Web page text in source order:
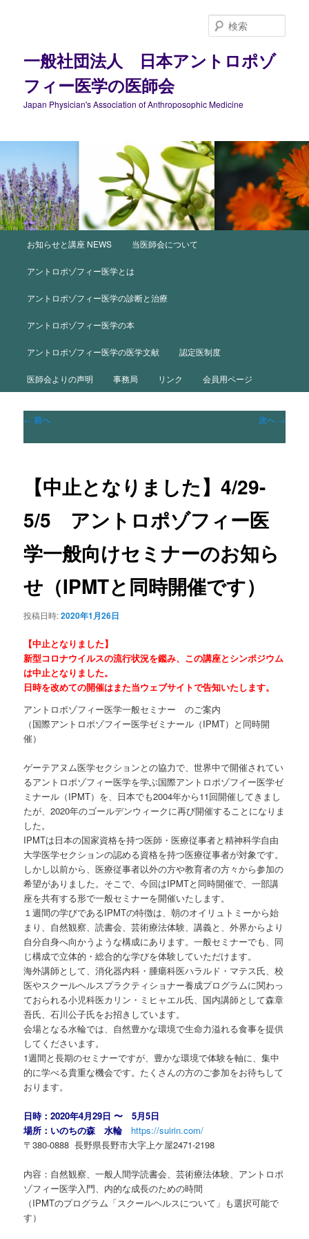
移
一般社団法人 日本アントロポゾ
フィー医学の医師会
Japan Physician's Association of Anthroposophic Medicine
索
お知らせと講座 NEWS 当医師会について
アントロポゾフィー医学とは
アントロポゾフィー医学の診断と治療
アントロポゾフィー医学の本
アントロポゾフィー医学の医学文献 認定医制度
医師会よりの声明 事務局 リンク 会員用ページ
投
ナ
ョ
← 前へ 次へ →
【中止となりました】4/29-
5/5 アントロポゾフィー医
学一般向けセミナーのお知ら
せ（IPMTと同時開催です）
投稿日時:2020年1月26日
【中止となりました】
新型コロナウイルスの流行状況を鑑み、この講座とシンポジウム
は中止となりました。
日時を改めての開催はまた当ウェブサイトで告知いたします。
アントロポゾフィー医学一般セミナー のご案内
（国際アントロポゾフイー医学ゼミナール（IPMT）と同時開
催）
ゲーテアヌム医学セクションとの協力で、世界中で開催されてい
るアントロポゾフィー医学を学ぶ国際アントロポゾフイー医学ゼ
ミナール（IPMT）を、日本でも2004年から11回開催してきまし
たが、2020年のゴールデンウィークに再び開催することになりま
した。
IPMTは日本の国家資格を持つ医師・医療従事者と精神科学自由
大学医学セクションの認める資格を持つ医療従事者が対象です。
しかし以前から、医療従事者以外の方や教育者の方々から参加の
希望がありました。そこで、今回はIPMTと同時開催で、一部講
座を共有する形で一般セミナーを開催いたします。
１週間の学びであるIPMTの特徴は、朝のオイリュトミーから始
まり、自然観察、読書会、芸術療法体験、講義と、外界からより
自分自身へ向かうような構成にあります。一般セミナーでも、同
じ構成で立体的・総合的な学びを体験していただけます。
海外講師として、消化器内科・腫瘍科医ハラルド・マテス氏、校
医やスクールヘルスプラクティショナー養成プログラムに関わっ
ておられる小児科医カリン・ミヒャエル氏、国内講師として森章
吾氏、石川公子氏をお招きしています。
会場となる水輪では、自然豊かな環境で生命力溢れる食事を提供
してくださいます。
1週間と長期のセミナーですが、豊かな環境で体験を軸に、集中
的に学べる貴重な機会です。たくさんの方のご参加をお待ちして
おります。
日時：2020年4月29日 〜 5月5日
場所：いのちの森 水輪 https://suirin.com/
〒380-0888 長野県長野市大字上ケ屋2471-2198
内容：自然観察、一般人間学読書会、芸術療法体験、アントロポ
ゾフィー医学入門、内的な成長のための時間
（IPMTのプログラム「スクールヘルスについて」も選択可能で
す）